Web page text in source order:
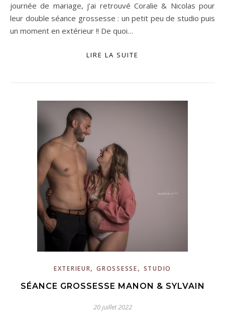
journée de mariage, j’ai retrouvé Coralie & Nicolas pour
leur double séance grossesse : un petit peu de studio puis
un moment en extérieur !! De quoi…
LIRE LA SUITE
EXTERIEUR,GROSSESSE, STUDIO
SÉANCE GROSSESSE MANON & SYLVAIN
20 juillet 2022